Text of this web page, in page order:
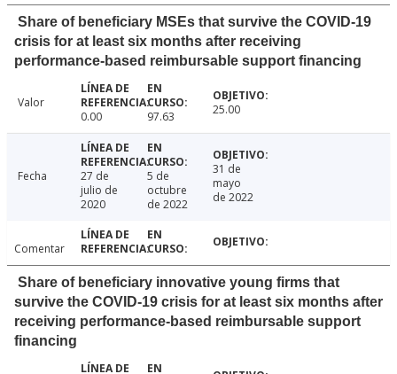
Share of beneficiary MSEs that survive the COVID-19
crisis for at least six months after receiving
performance-based reimbursable support financing
Valor
0.00
97.63 25.00
Fecha
27 de
julio de
2020
5 de
octubre
de 2022
31 de
mayo
de 2022
Comentar
Share of beneficiary innovative young firms that
survive the COVID-19 crisis for at least six months after
receiving performance-based reimbursable support
financing